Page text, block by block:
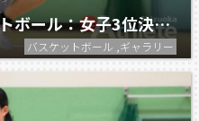
【中体連2026】バスケットボール：女子3位決定戦 静岡翔洋 vs 清水八
バスケットボール ,ギャラリー